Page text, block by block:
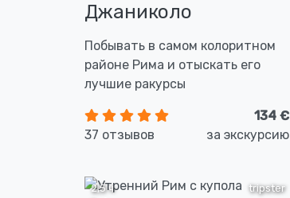
Джаниколо
Побывать в самом колоритном
районе Рима и отыскать его
лучшие ракурсы
37 отзывов
134 €
за экскурсию
tripster
2,5 ч